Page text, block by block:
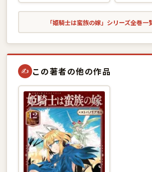
「姫騎士は蛮族の嫁」シリーズ全巻一
✍ この著者の他の作品